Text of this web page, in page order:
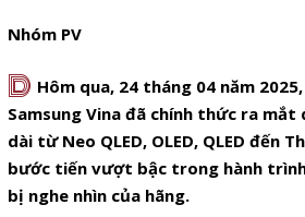
Nhóm PV
D Hôm qua, 24 tháng 04 năm
Samsung Vina đã chính thức ra mắt
dài từ Neo QLED, OLED, QLED đến
bước tiến vượt bậc trong hành
bị nghe nhìn của hãng.